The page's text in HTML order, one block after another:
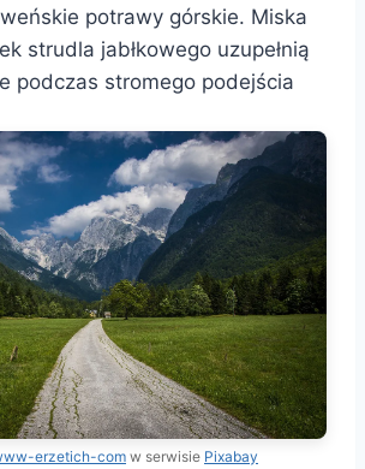
potrawy górskie. Miska
strudla jabłkowego uzupełnią
podczas stromego podejścia
erzetich-com w serwisie Pixabay